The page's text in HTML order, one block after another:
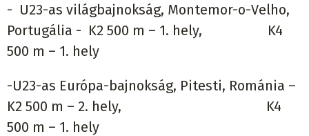
- U23-as világbajnokság, Montemor-o-Velho,
Portugália - K2 500 m – 1. hely, K4
500 m – 1. hely
-U23-as Európa-bajnokság, Pitesti, Románia –
K2 500 m – 2. hely, K4
500 m – 1. hely